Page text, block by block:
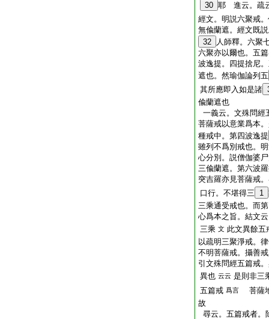
30 耶 進云。疏
經文。明説六聚戒
無偸蘭遮。經文既
32
人師釋。六聚
六聚亦以爾也。五
波逸提。四提捨尼
遮也。然瑜伽論列五
其所應即入如是諸
偸蘭遮也
一義云。文殊問經
菩薩戒以意業爲本
種戒中。第四波逸提
雖列不爲別戒也。
心分別。説僧伽婆
三偸蘭遮。第六波
突吉羅亦見菩薩戒
口行。不堪得三
1
三乘通受戒也。而
心爲本之旨。結文
三乘 文 此文異餘五
以疏明三聚淨戒。
不明菩薩戒。攝善
引文殊問經五篇戒
異也 云云 是則非三
五篇戒 爲言
菩薩
故
尋云。五篇戒者。